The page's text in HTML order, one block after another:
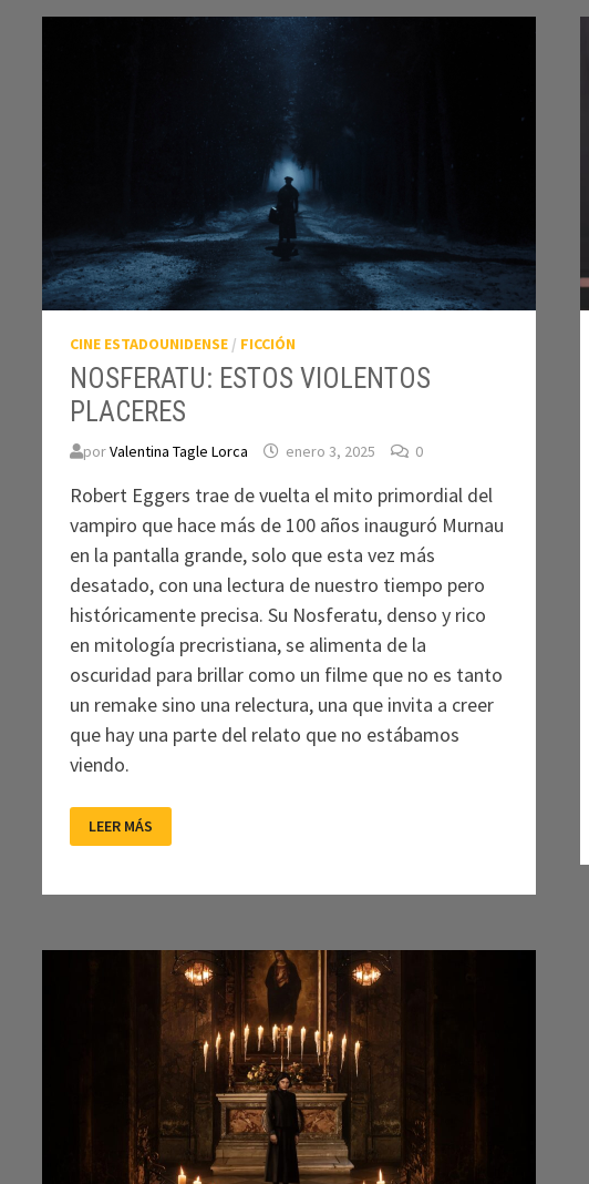
CINE ESTADOUNIDENSE / FICCIÓN
NOSFERATU: ESTOS VIOLENTOS
PLACERES
porValentina Tagle Lorca enero 3, 2025 0
Robert Eggers trae de vuelta el mito primordial del
vampiro que hace más de 100 años inauguró Murnau
en la pantalla grande, solo que esta vez más
desatado, con una lectura de nuestro tiempo pero
históricamente precisa. Su Nosferatu, denso y rico
en mitología precristiana, se alimenta de la
oscuridad para brillar como un filme que no es tanto
un remake sino una relectura, una que invita a creer
que hay una parte del relato que no estábamos
viendo.
NOSFERATU:
ESTOS
VIOLENTOS
LEER MÁS